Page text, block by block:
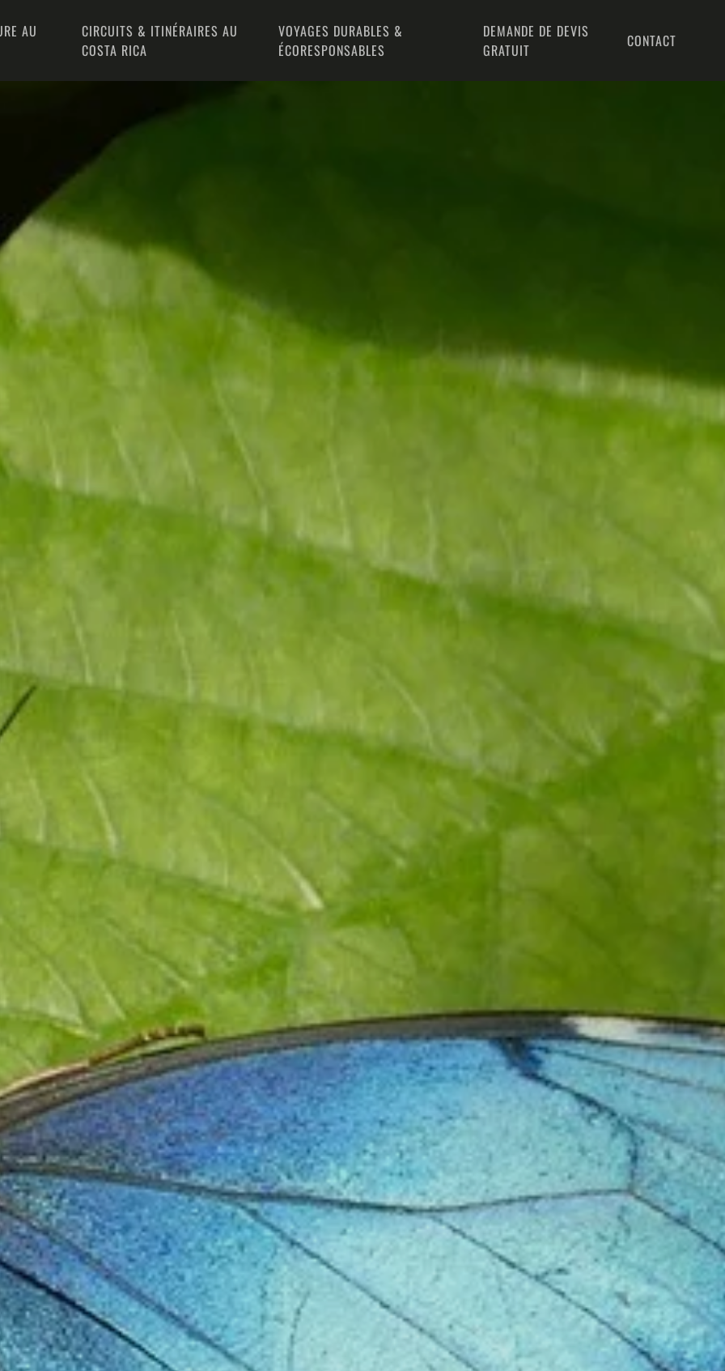
AU
CIRCUITS & ITINÉRAIRES AU
COSTA RICA
VOYAGES DURABLES &
ÉCORESPONSABLES
DEMANDE DE DEVIS
GRATUIT
CONTACT